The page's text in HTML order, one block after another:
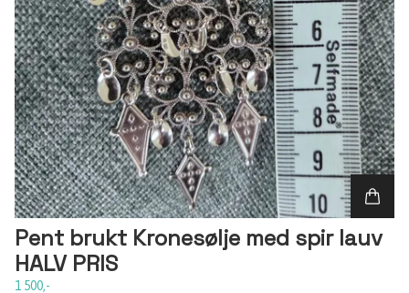
Pent brukt Kronesølje med spir lauv
HALV PRIS
1 500,-